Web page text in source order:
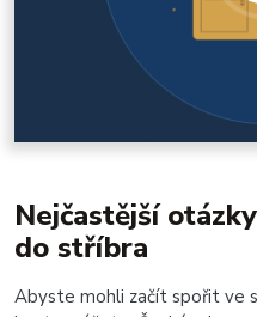
Nejčastější
do stříbra
Abyste mohli začít spořit ve